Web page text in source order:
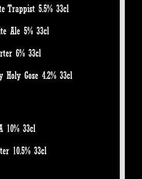
Trappist 5.5% 33cl
Ale 5% 33cl
6% 33cl
Holy Gose 4.2% 33cl
10% 33cl
10.5% 33cl